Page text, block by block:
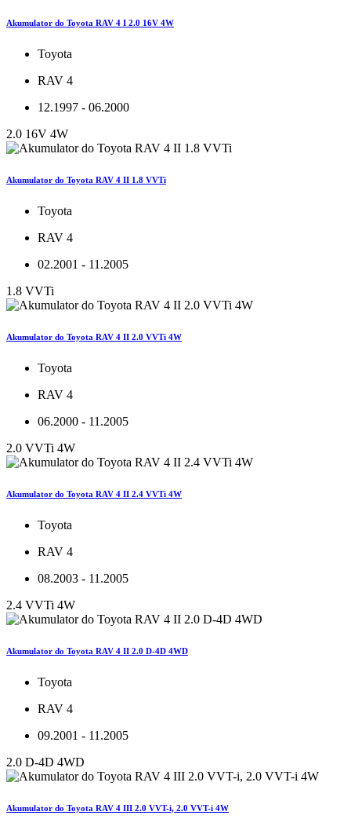
Akumulator do Toyota RAV 4 I 2.0 16V 4W
Toyota
RAV 4
12.1997 - 06.2000
2.0 16V 4W
Akumulator do Toyota RAV 4 II 1.8 VVTi
Toyota
RAV 4
02.2001 - 11.2005
1.8 VVTi
Akumulator do Toyota RAV 4 II 2.0 VVTi 4W
Toyota
RAV 4
06.2000 - 11.2005
2.0 VVTi 4W
Akumulator do Toyota RAV 4 II 2.4 VVTi 4W
Toyota
RAV 4
08.2003 - 11.2005
2.4 VVTi 4W
Akumulator do Toyota RAV 4 II 2.0 D-4D 4WD
Toyota
RAV 4
09.2001 - 11.2005
2.0 D-4D 4WD
Akumulator do Toyota RAV 4 III 2.0 VVT-i, 2.0 VVT-i 4W